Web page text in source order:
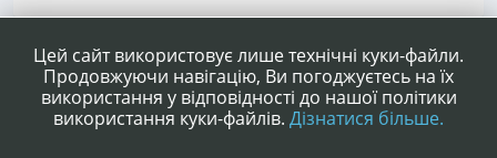
Цей сайт використовує лише технічні куки-файли.
Продовжуючи навігацію, Ви погоджуєтесь на їх
використання у відповідності до нашої політики
використання куки-файлів. Дізнатися більше.